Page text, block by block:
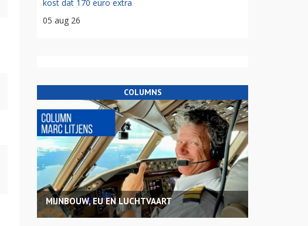
kost dat 170 euro extra
05 aug 26
COLUMNS
MIJNBOUW, EU EN LUCHTVAART